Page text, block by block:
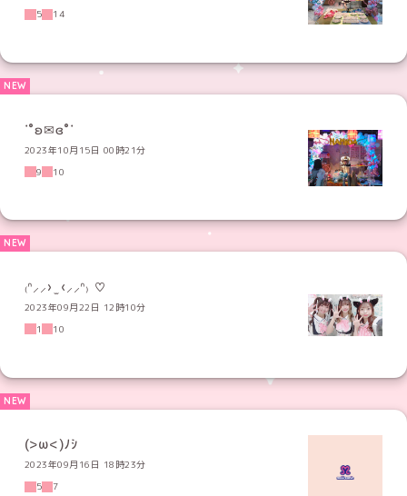
5
14
˙˚ʚ✉ɞ˚˙
2023年10月15日 00時21分
9
10
₍ᐢ⸝⸝› ̫ ‹⸝⸝ᐢ₎ ♡
2023年09月22日 12時10分
1
10
(>ω<)ﾉｼ
2023年09月16日 18時23分
5
7